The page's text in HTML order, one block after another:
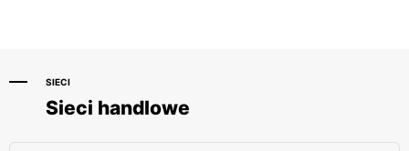
SIECI
Sieci handlowe